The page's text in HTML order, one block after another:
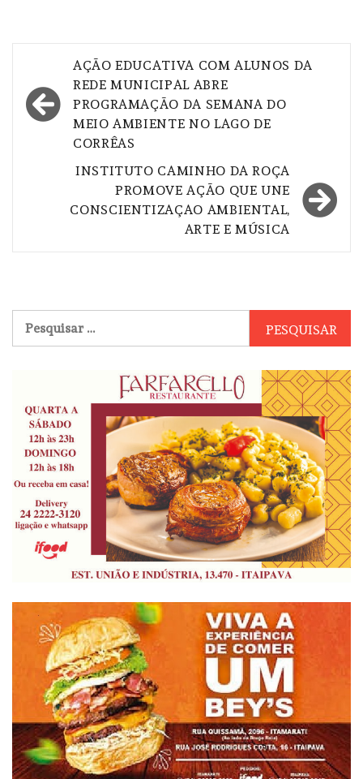
Navegação
de
Post
AÇÃO EDUCATIVA COM ALUNOS DA
REDE MUNICIPAL ABRE
PROGRAMAÇÃO DA SEMANA DO
MEIO AMBIENTE NO LAGO DE
CORRÊAS
INSTITUTO CAMINHO DA ROÇA
PROMOVE AÇÃO QUE UNE
CONSCIENTIZAÇAO AMBIENTAL,
ARTE E MÚSICA